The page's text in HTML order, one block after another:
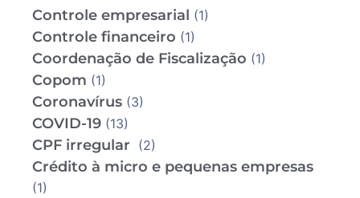
Controle empresarial (1)
Controle financeiro (1)
Coordenação de Fiscalização (1)
Copom (1)
Coronavírus (3)
COVID-19 (13)
CPF irregular (2)
Crédito à micro e pequenas empresas
(1)